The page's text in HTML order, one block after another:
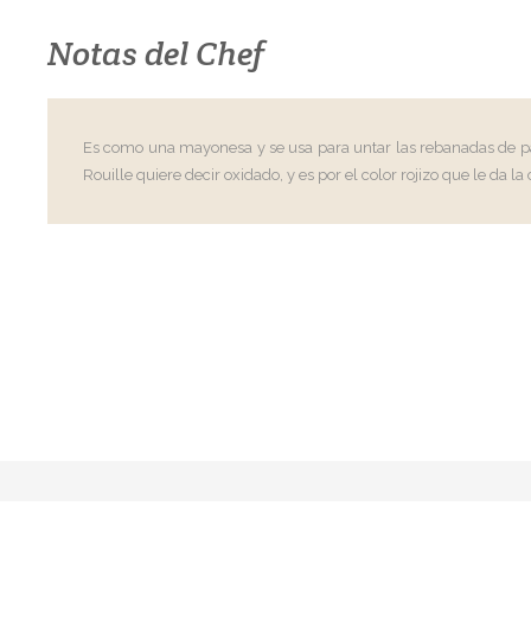
Notas del Chef
Es como una mayonesa y se usa para untar las rebanadas de
Rouille quiere decir oxidado, y es por el color rojizo que le da